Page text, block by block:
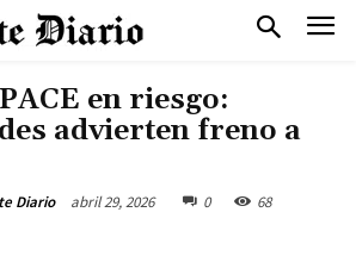
en riesgo:
advierten freno a
Diario abril 29, 2026 0 68